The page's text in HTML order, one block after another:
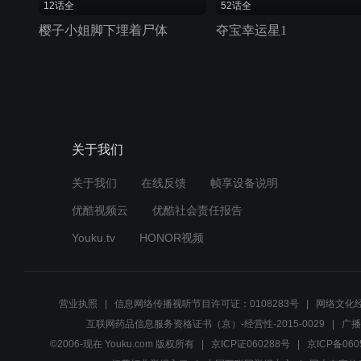
12话全
樱子小姐脚下埋着尸体
52话全
夺宝幸运星1
关于我们
关于我们 在线反馈 帧享设备说明
优酷视频云 优酷社会责任报告
Youku.tv HONOR视频
营业执照 信息网络传播视听节目许可证：0108283号
网络文化
互联网药品信息服务资格证书（京）-经营性-2015-0029
广
©2006-现在 Youku.com 版权所有
京ICP证060288号
京ICP备